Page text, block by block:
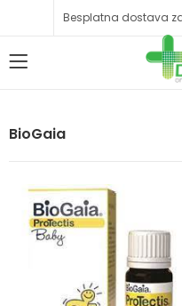
Besplatna dostava
BioGaia